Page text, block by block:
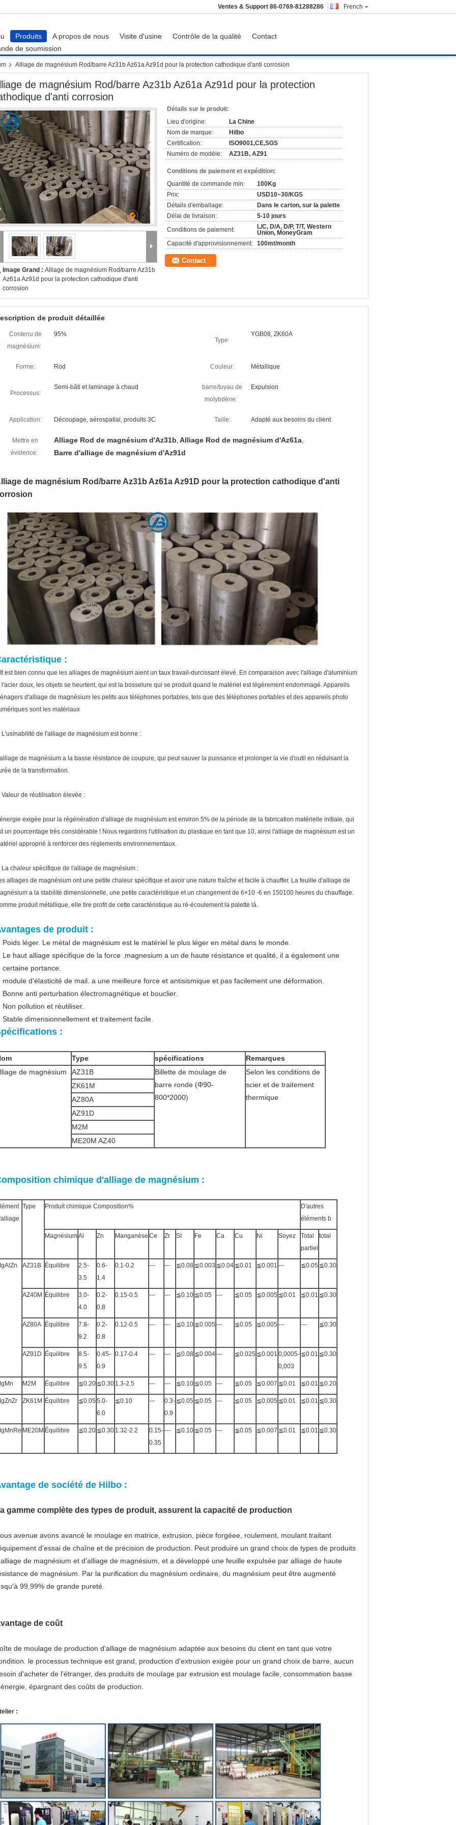
French
Ventes & Support 86-0769-81288286
Produits A propos de nous Visite d'usine Contrôle de la qualité
Contact
de soumission
Alliage de magnésium Rod/barre Az31b Az61a Az91d pour la protection cathodique d'anti corrosion
de magnésium Rod/barre Az31b Az61a Az91d pour la protection
d'anti corrosion
Image Grand : Alliage de magnésium Rod/barre Az31b
Az61a Az91d pour la protection cathodique d'anti
corrosion
Détails sur le produit:
Lieu d'origine:
La Chine
Nom de marque:
Hilbo
Certification:
ISO9001,CE,SGS
Numéro de modèle:
AZ31B, AZ91
Conditions de paiement et expédition:
Quantité de commande min:
100Kg
Prix:
USD10~30/KGS
Détails d'emballage:
Dans le carton, sur la palette
Délai de livraison:
5-10 jours
Conditions de paiement:
L/C, D/A, D/P, T/T, Western
Union, MoneyGram
Capacité d'approvisionnement: 100mt/month
Contact
de produit détaillée
Contenu de
magnésium:
95%
Type:
YGB08, ZK60A
Forme: Rod Couleur: Métallique
Processus:
Semi-bâti et laminage à chaud
barre/tuyau de
molybdène:
Expulsion
Application: Découpage, aérospatial, produits 3C Taille: Adapté aux besoins du client
Mettre en
évidence:
Alliage Rod de magnésium d'Az31b, Alliage Rod de magnésium d'Az61a,
Barre d'alliage de magnésium d'Az91d
de magnésium Rod/barre Az31b Az61a Az91D pour la protection cathodique d'anti
:
est bien connu que les alliages de magnésium aient un taux travail-durcissant élevé. En comparaison avec l'alliage d'aluminium
l'acier doux, les objets se heurtent, qui est la bosselure qui se produit quand le matériel est légèrement endommagé. Appareils
d'alliage de magnésium les petits aux téléphones portables, tels que des téléphones portables et des appareils photo
sont les matériaux
L'usinabilité de l'alliage de magnésium est bonne :
de magnésium a la basse résistance de coupure, qui peut sauver la puissance et prolonger la vie d'outil en réduisant la
de la transformation.
Valeur de réutilisation élevée :
exigée pour la régénération d'alliage de magnésium est environ 5% de la période de la fabrication matérielle initiale, qui
un pourcentage très considérable ! Nous regardons l'utilisation du plastique en tant que 10, ainsi l'alliage de magnésium est un
approprié à renforcer des règlements environnementaux.
La chaleur spécifique de l'alliage de magnésium :
alliages de magnésium ont une petite chaleur spécifique et avoir une nature fraîche et facile à chauffer. La feuille d'alliage de
a la stabilité dimensionnelle, une petite caractéristique et un changement de 6×10 -6 en 150100 heures du chauffage.
produit métallique, elle tire profit de cette caractéristique au ré-écoulement la palette là.
de produit :
Poids léger. Le métal de magnésium est le matériel le plus léger en métal dans le monde.
Le haut alliage spécifique de la force .magnesium a un de haute résistance et qualité, il a également une
certaine portance.
module d'élasticité de mail. a une meilleure force et antisismique et pas facilement une déformation.
Bonne anti perturbation électromagnétique et bouclier.
Non pollution et réutiliser.
Stable dimensionnellement et traitement facile.
:
Type spécifications
Remarques
de magnésium
AZ31B
Billette de moulage de
barre ronde (Φ90-
800*2000)
Selon les conditions de
scier et de traitement
thermique
ZK61M
AZ80A
AZ91D
M2M
ME20M AZ40
chimique d'alliage de magnésium :
Type Produit chimique Composition%
D'autres
éléments b
MagnésiumAl Zn Manganèse Ce Zr SI Fe Ca Cu Ni Soyez
Total
partiel
total
AZ31B Équilibre
2.5-
3.5
0.6-
1.4
0.1-0.2 --- --- ≦0.08 ≦0.003 ≦0.04 ≦0.01 ≦0.001 --- ≦0.05 ≦0.30
AZ40M Équilibre
3.0-
4.0
0.2-
0.8
0.15-0.5 --- --- ≦0.10 ≦0.05 --- ≦0.05 ≦0.005 ≦0.01 ≦0.01 ≦0.30
AZ80A Équilibre
7.8-
9.2
0.2-
0.8
0.12-0.5 --- --- ≦0.10 ≦0.005 --- ≦0.05 ≦0.005 --- --- ≦0.30
AZ91D Équilibre
8.5-
9.5
0.45-
0.9
0.17-0.4 --- --- ≦0.08 ≦0.004--- ≦0.025 ≦0.001 0,0005-
0,003
≦0.01 ≦0.30
M2M Équilibre ≦0.20 ≦0.30 1.3-2.5 --- --- ≦0.10 ≦0.05 --- ≦0.05 ≦0.007 ≦0.01 ≦0.01 ≦0.20
ZK61M Équilibre ≦0.05 5.0-
6.0
≦0.10 ---
0.3-
0.9
≦0.05 ≦0.05 --- ≦0.05 ≦0.005 ≦0.01 ≦0.01 ≦0.30
ME20M Équilibre ≦0.20 ≦0.30 1.32-2.2
0.15-
0.35
--- ≦0.10 ≦0.05 --- ≦0.05 ≦0.007 ≦0.01 ≦0.01 ≦0.30
de société de Hilbo :
gamme complète des types de produit, assurent la capacité de production
avenue avons avancé le moulage en matrice, extrusion, pièce forgéee, roulement, moulant traitant
d'essai de chaîne et de précision de production. Peut produire un grand choix de types de produits
de magnésium et d'alliage de magnésium, et a développé une feuille expulsée par alliage de haute
de magnésium. Par la purification du magnésium ordinaire, du magnésium peut être augmenté
99,99% de grande pureté.
de coût
de moulage de production d'alliage de magnésium adaptée aux besoins du client en tant que votre
le processus technique est grand, production d'extrusion exigée pour un grand choix de barre, aucun
d'acheter de l'étranger, des produits de moulage par extrusion est moulage facile, consommation basse
épargnant des coûts de production.
: